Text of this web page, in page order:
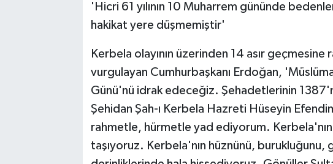
'Hicri 61 yılının 10 Muharrem gününde
hakikat yere düşmemiştir'
Kerbela olayının üzerinden 14 asır geçmesine
vurgulayan Cumhurbaşkanı Erdoğan,
Günü'nü idrak edeceğiz. Şehadetlerinin
Şehidan Şah-ı Kerbela Hazreti Hüseyin
rahmetle, hürmetle yad ediyorum. Kerbela'nın
taşıyoruz. Kerbela'nın hüznünü, burukluğunu,